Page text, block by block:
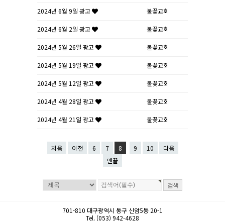
2024년 6월 9일 광고 불꽃교회
2024년 6월 2일 광고 불꽃교회
2024년 5월 26일 광고 불꽃교회
2024년 5월 19일 광고 불꽃교회
2024년 5월 12일 광고 불꽃교회
2024년 4월 28일 광고 불꽃교회
2024년 4월 21일 광고 불꽃교회
처음 이전 6 7 8 9 10
다음
맨끝
701-810 대구광역시 동구 신암5동 20-1
Tel. (053) 942-4628